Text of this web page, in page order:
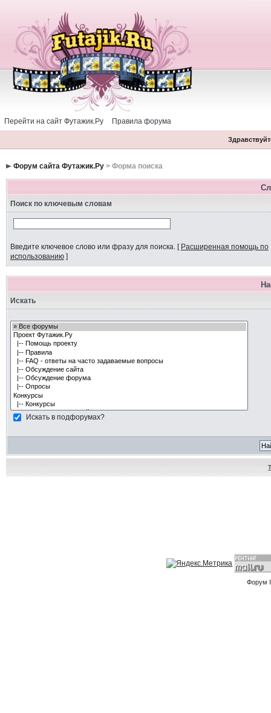
Перейти на сайт Футажик.Ру Правила форума
Форум сайта Футажик.Ру> Форма поиска
Поиск по ключевым словам
Введите ключевое слово или фразу для поиска.[ Расширенная помощь по
использованию]
Искать
Искать в подфорумах?
Форум